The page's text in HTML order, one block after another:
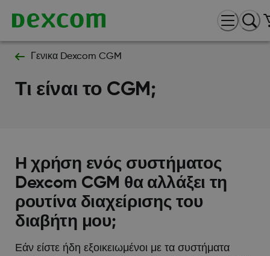
Γενικα Dexcom CGM
Τι είναι το CGM;
Η χρήση ενός συστήματος
Dexcom CGM θα αλλάξει τη
ρουτίνα διαχείρισης του
διαβήτη μου;
Εάν είστε ήδη εξοικειωμένοι με τα συστήματα